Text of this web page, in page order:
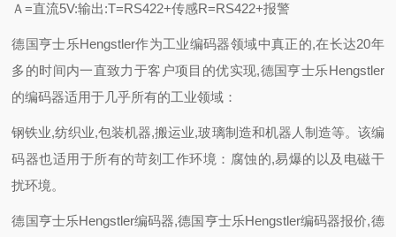
Ａ=直流5V:输出:T=RS422+传感R=RS422+报警
德国亨士乐Hengstler作为工业编码器领域中真正的,在长达20年
多的时间内一直致力于客户项目的优实现,德国亨士乐Hengstler
的编码器适用于几乎所有的工业领域：
钢铁业,纺织业,包装机器,搬运业,玻璃制造和机器人制造等。该编
码器也适用于所有的苛刻工作环境：腐蚀的,易爆的以及电磁干
扰环境。
德国亨士乐Hengstler编码器,德国亨士乐Hengstler编码器报价,德